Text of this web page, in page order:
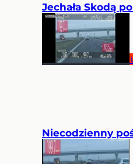
Jechała Skodą
Niecodzienny